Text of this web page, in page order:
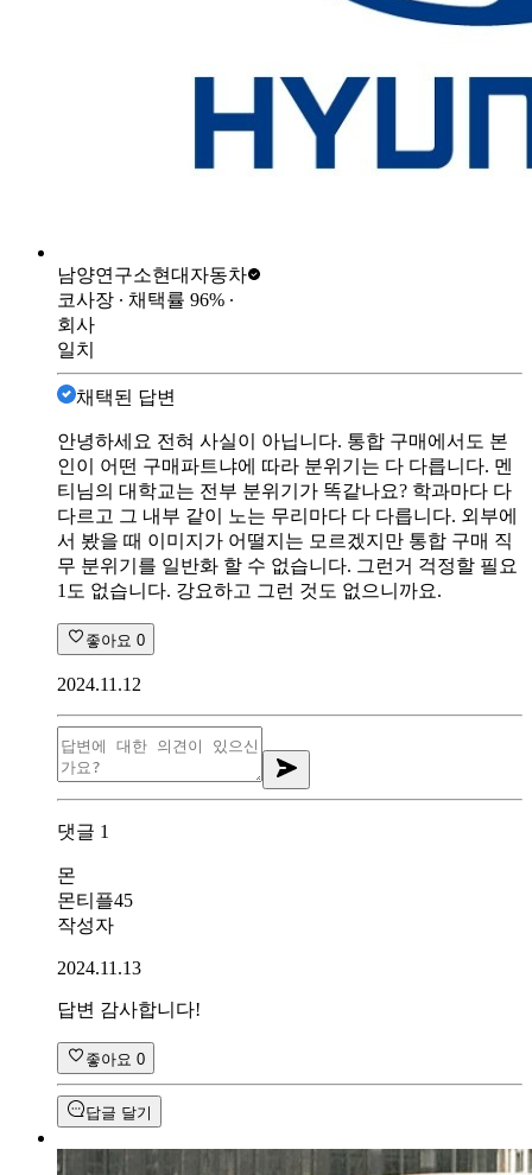
남양연구소현대자동차
코사장 ∙ 채택률 96% ∙
회사
일치
채택된 답변
안녕하세요 전혀 사실이 아닙니다. 통합 구매에서도 본
인이 어떤 구매파트냐에 따라 분위기는 다 다릅니다. 멘
티님의 대학교는 전부 분위기가 똑같나요? 학과마다 다
다르고 그 내부 같이 노는 무리마다 다 다릅니다. 외부에
서 봤을 때 이미지가 어떨지는 모르겠지만 통합 구매 직
무 분위기를 일반화 할 수 없습니다. 그런거 걱정할 필요
1도 없습니다. 강요하고 그런 것도 없으니까요.
좋아요 0
2024.11.12
댓글 1
몬
몬티플45
작성자
2024.11.13
답변 감사합니다!
좋아요 0
답글 달기